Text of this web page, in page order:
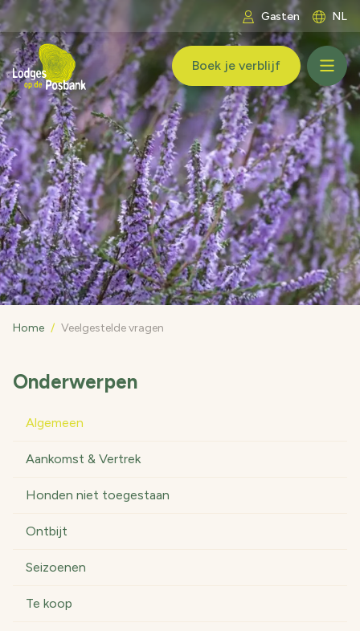
Ga naar inhoud Gasten NL
LogoLodges op de Posbank
Boek je verblijf
Home / Veelgestelde vragen
Onderwerpen
Algemeen
Aankomst & Vertrek
Honden niet toegestaan
Ontbijt
Seizoenen
Te koop